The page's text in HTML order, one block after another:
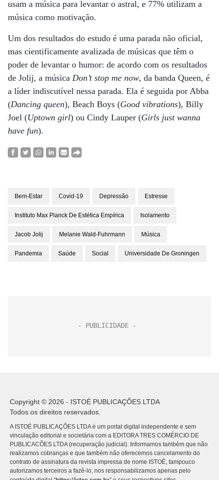
usam a música para levantar o astral, e 77% utilizam a
música como motivação.
Um dos resultados do estudo é uma parada não oficial,
mas cientificamente avalizada de músicas que têm o
poder de levantar o humor: de acordo com os resultados
de Jolij, a música Don’t stop me now, da banda Queen, é
a líder indiscutível nessa parada. Ela é seguida por Abba
(Dancing queen), Beach Boys (Good vibrations), Billy
Joel (Uptown girl) ou Cindy Lauper (Girls just wanna
have fun).
Bem-Estar Covid-19 Depressão Estresse
Instituto Max Planck De Estética Empírica Isolamento
Jacob Jolij Melanie Wald-Fuhrmann Música
Pandemia Saúde Social Universidade De Groningen
Copyright © 2026 - ISTOÉ PUBLICAÇÕES LTDA
Todos os direitos reservados.
A ISTOÉ PUBLICAÇÕES LTDA é um portal digital independente e sem
vinculação editorial e societária com a EDITORA TRES COMÉRCIO DE
PUBLICACÕES LTDA (recuperação judicial). Informamos também que não
realizamos cobranças e que também não oferecemos cancelamento do
contrato de assinatura da revista impressa de nome ISTOÉ, tampouco
autorizamos terceiros a fazê-lo, nos responsabilizamos apenas pelo